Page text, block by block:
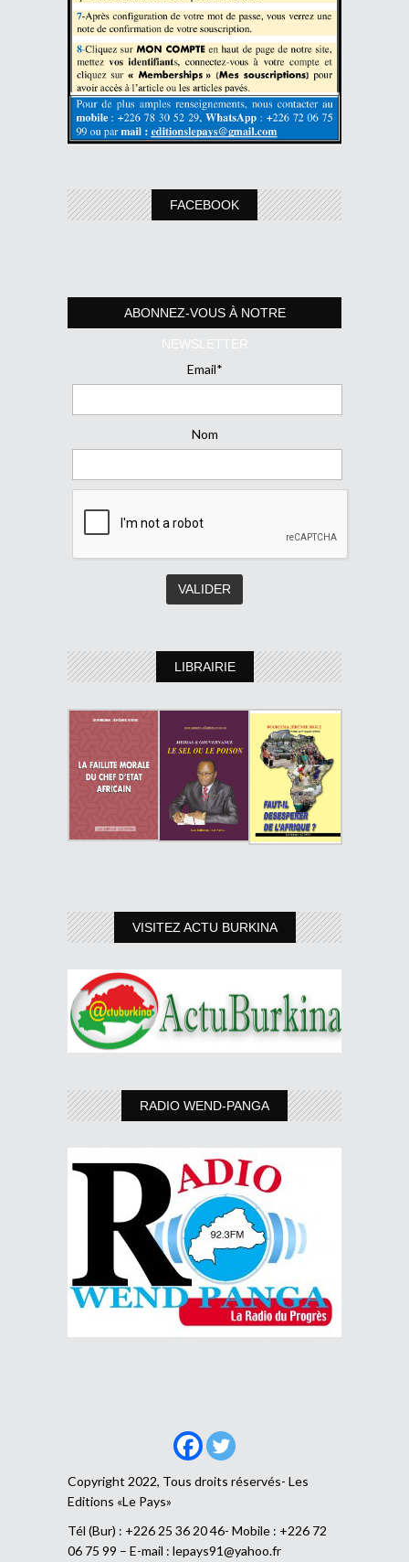
FACEBOOK
ABONNEZ-VOUS À NOTRE
NEWSLETTER
Email*
Nom
LIBRAIRIE
VISITEZ ACTU BURKINA
RADIO WEND-PANGA
Copyright 2022, Tous droits réservés- Les
Editions «Le Pays»
Tél (Bur) : +226 25 36 20 46- Mobile : +226 72
06 75 99 – E-mail : lepays91@yahoo.fr